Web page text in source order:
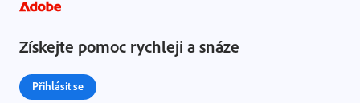
Získejte pomoc rychleji a snáze
Přihlásit se